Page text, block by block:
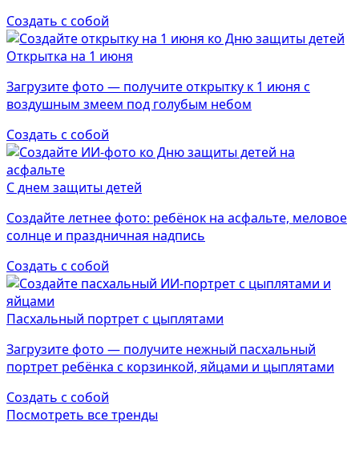
Создать с собой
Открытка на 1 июня
Загрузите фото — получите открытку к 1 июня с
воздушным змеем под голубым небом
Создать с собой
С днем защиты детей
Создайте летнее фото: ребёнок на асфальте, меловое
солнце и праздничная надпись
Создать с собой
Пасхальный портрет с цыплятами
Загрузите фото — получите нежный пасхальный
портрет ребёнка с корзинкой, яйцами и цыплятами
Создать с собой
Посмотреть все тренды